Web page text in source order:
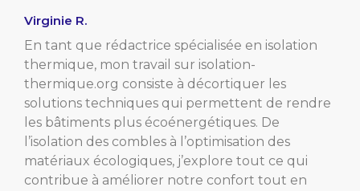
Virginie R.
En tant que rédactrice spécialisée en isolation
thermique, mon travail sur isolation-
thermique.org consiste à décortiquer les
solutions techniques qui permettent de rendre
les bâtiments plus écoénergétiques. De
l’isolation des combles à l’optimisation des
matériaux écologiques, j’explore tout ce qui
contribue à améliorer notre confort tout en